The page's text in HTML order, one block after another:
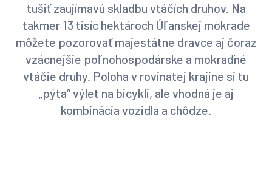
tušiť zaujímavú skladbu vtáčích druhov. Na
takmer 13 tisíc hektároch Úľanskej mokrade
môžete pozorovať majestátne dravce aj čoraz
vzácnejšie poľnohospodárske a mokraďné
vtáčie druhy. Poloha v rovinatej krajine si tu
„pýta“ výlet na bicykli, ale vhodná je aj
kombinácia vozidla a chôdze.